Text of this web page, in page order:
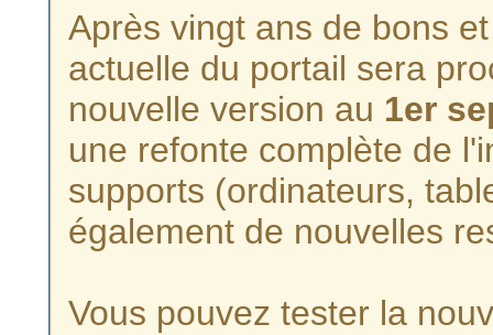
Après vingt ans de bons
actuelle du portail sera
nouvelle version au 1er
une refonte complète de
supports (ordinateurs,
également de nouvelles
Vous pouvez tester la